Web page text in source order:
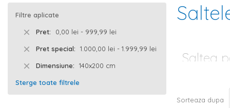
Saltea
Un dormitor
descoperi
Sorteaza dupa
Filtre aplicate
Pret 0,00 lei - 999,99 lei
Pret special 1.000,00 lei - 1.999,99 lei
Dimensiune 140x200 cm
Sterge toate filtrele